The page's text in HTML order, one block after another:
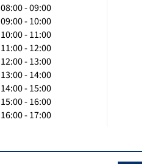
08:00 - 09:00
09:00 - 10:00
10:00 - 11:00
11:00 - 12:00
12:00 - 13:00
13:00 - 14:00
14:00 - 15:00
15:00 - 16:00
16:00 - 17:00